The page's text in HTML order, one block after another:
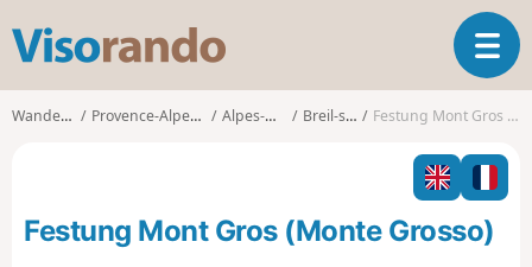
s
o
o
T
o
l
n
a
Wanderungen Provence-Alpes-Côte d'Azur Alpes-Maritimes Breil-sur-Roya Festung Mont Gros (Monte Grosso)
Festung Mont Gros (Monte Grosso)